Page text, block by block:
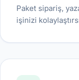
Paket sipariş,
işinizi